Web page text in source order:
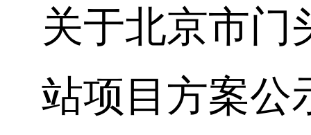
关于北京市门
站项目方案公